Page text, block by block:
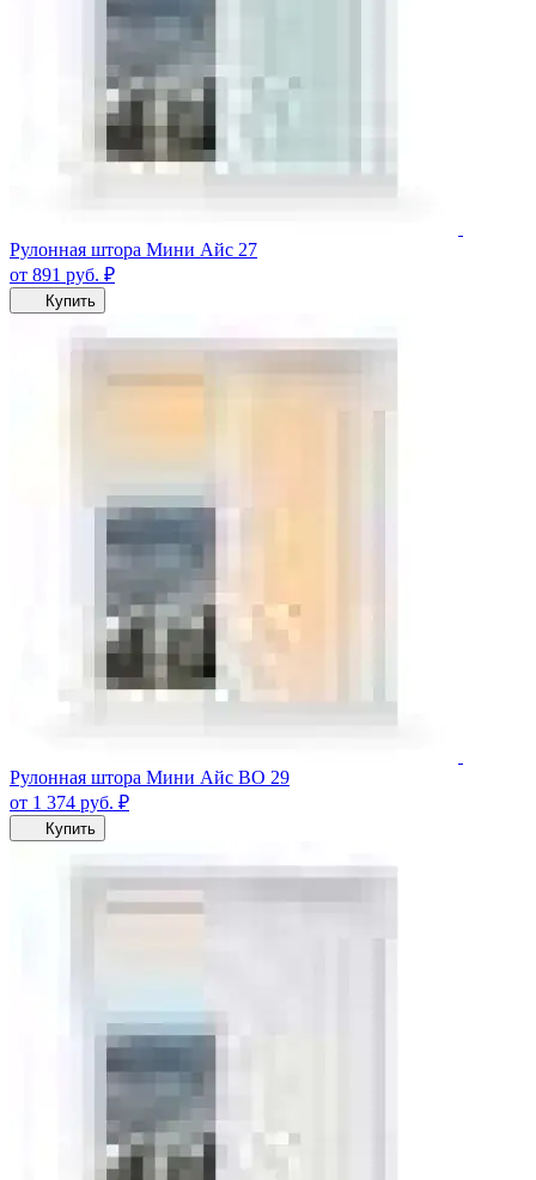
Рулонная штора Мини Айс 27
от 891 руб. ₽
Купить
Рулонная штора Мини Айс ВО 29
от 1 374 руб. ₽
Купить